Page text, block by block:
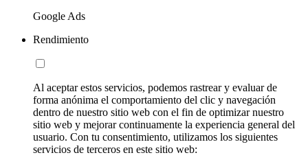
Google Ads
Rendimiento
Al aceptar estos servicios, podemos rastrear y evaluar de
forma anónima el comportamiento del clic y navegación
dentro de nuestro sitio web con el fin de optimizar nuestro
sitio web y mejorar continuamente la experiencia general del
usuario. Con tu consentimiento, utilizamos los siguientes
servicios de terceros en este sitio web: